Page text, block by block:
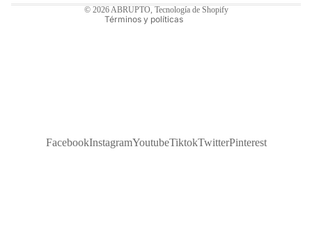
© 2026 ABRUPTO Tecnología de Shopify
Términos y políticas
FacebookInstagramYoutubeTiktokTwitterPinterest